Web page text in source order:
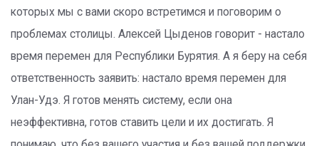
которых мы с вами скоро встретимся и поговорим о
проблемах столицы. Алексей Цыденов говорит - настало
время перемен для Республики Бурятия. А я беру на себя
ответственность заявить: настало время перемен для
Улан-Удэ. Я готов менять систему, если она
неэффективна, готов ставить цели и их достигать. Я